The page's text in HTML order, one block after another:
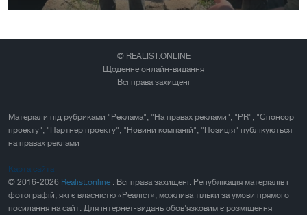
© REALIST.ONLINE
Щоденне онлайн-видання
Всі права захищені
Матеріали під рубриками "Реклама", "На правах реклами", "PR", "Спонсор
проекту", "Партнер проекту", "Новини компаній", "Позиція" публікуються
на правах реклами
Карта сайта
© 2016-2026 Realist.online . Всі права захищені. Републікація матеріалів і
фотографій, які є власністю «Реаліст», можлива тільки за умови прямого
посилання на сайт. Для інтернет-видань обов'язковим є розміщення